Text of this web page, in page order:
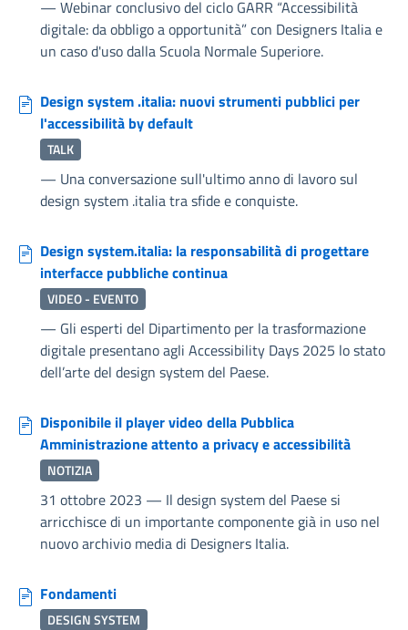
— Webinar conclusivo del ciclo GARR “Accessibilità
digitale: da obbligo a opportunità” con Designers Italia e
un caso d'uso dalla Scuola Normale Superiore.
Design system .italia: nuovi strumenti pubblici per
l'accessibilità by default
TALK
— Una conversazione sull'ultimo anno di lavoro sul
design system .italia tra sfide e conquiste.
Design system.italia: la responsabilità di progettare
interfacce pubbliche continua
VIDEO - EVENTO
— Gli esperti del Dipartimento per la trasformazione
digitale presentano agli Accessibility Days 2025 lo stato
dell’arte del design system del Paese.
Disponibile il player video della Pubblica
Amministrazione attento a privacy e accessibilità
NOTIZIA
31 ottobre 2023 — Il design system del Paese si
arricchisce di un importante componente già in uso nel
nuovo archivio media di Designers Italia.
Fondamenti
DESIGN SYSTEM